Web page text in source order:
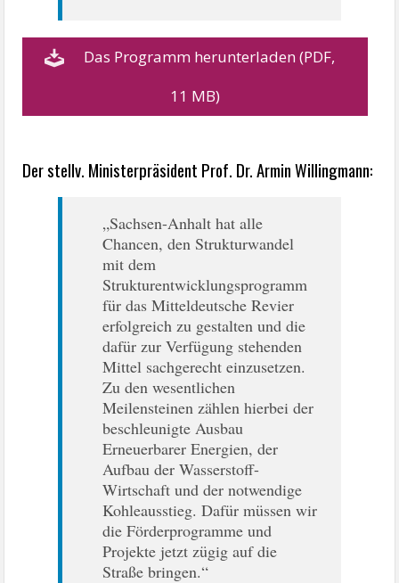
Das Programm herunterladen (PDF,
11 MB)
Der stellv. Ministerpräsident Prof. Dr. Armin Willingmann:
„Sachsen-Anhalt hat alle
Chancen, den Strukturwandel
mit dem
Strukturentwicklungsprogramm
für das Mitteldeutsche Revier
erfolgreich zu gestalten und die
dafür zur Verfügung stehenden
Mittel sachgerecht einzusetzen.
Zu den wesentlichen
Meilensteinen zählen hierbei der
beschleunigte Ausbau
Erneuerbarer Energien, der
Aufbau der Wasserstoff-
Wirtschaft und der notwendige
Kohleausstieg. Dafür müssen wir
die Förderprogramme und
Projekte jetzt zügig auf die
Straße bringen.“